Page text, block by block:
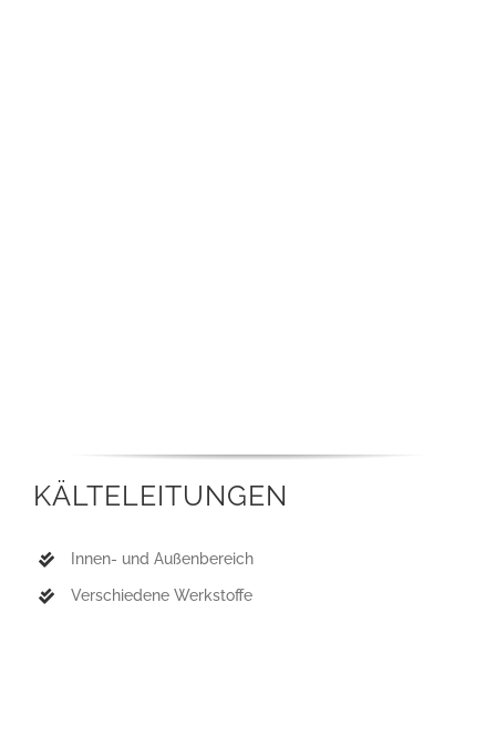
KÄLTELEITUNGEN
Innen- und Außenbereich
Verschiedene Werkstoffe